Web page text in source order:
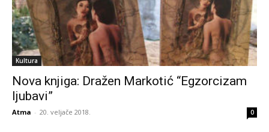
Kultura
Nova knjiga: Dražen Markotić “Egzorcizam
ljubavi”
Atma - 20. veljače 2018. 0